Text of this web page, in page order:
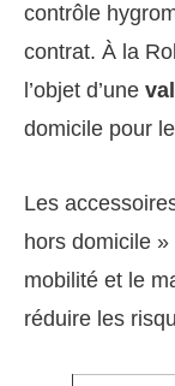
contrôle
contrat. À la
l’objet d’une
domicile pour
Les
hors domicile
mobilité et le
réduire les